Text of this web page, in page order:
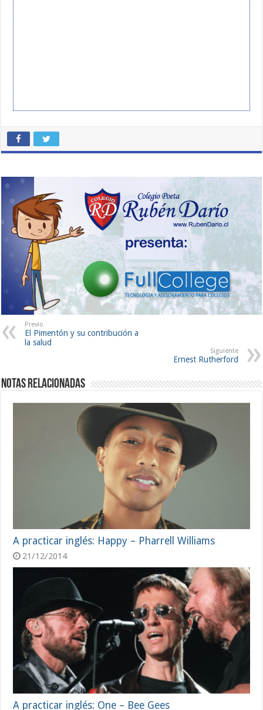
Previo
El Pimentón y su contribución a
la salud
Siguiente
Ernest Rutherford
Notas Relacionadas
A practicar inglés: Happy – Pharrell Williams
21/12/2014
A practicar inglés: One – Bee Gees